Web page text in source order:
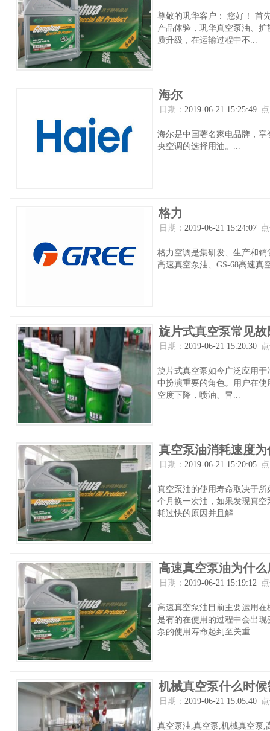
尊敬的巩华客户： 您好！ 首
产品体验，巩华真空泵油、
质升级，在运输过程中不...
海尔
日期： 2019-06-21 15:25:49
海尔是中国著名家电品牌，
央空调的选择用油。...
格力
日期： 2019-06-21 15:24:07
格力空调是集研发、生产和
高速真空泵油、GS-68高速真
旋片式真空泵常见
日期： 2019-06-21 15:20:30
旋片式真空泵如今广泛应用
中扮演重要的角色。用户在
空度下降，喷油、冒...
真空泵油消耗速度
日期： 2019-06-21 15:20:05
真空泵油的使用寿命取决于
个月换一次油，如果发现真
耗过快的原因并且解...
高速真空泵油为什
日期： 2019-06-21 15:19:12
高速真空泵油目前主要运用
是有的在使用的过程中会出
泵的使用寿命起到至关重...
机械真空泵什么时
日期： 2019-06-21 15:05:40
真空泵油,真空泵,机械真空泵,